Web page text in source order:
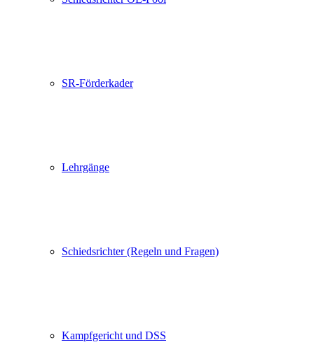
SR-Förderkader
Lehrgänge
Schiedsrichter (Regeln und Fragen)
Kampfgericht und DSS